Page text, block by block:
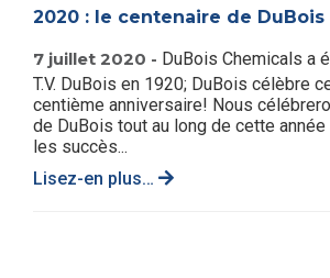
2020 : le centenaire de DuBois
7 juillet 2020 - DuBois Chemicals a
T.V. DuBois en 1920; DuBois célèbre
centième anniversaire! Nous
de DuBois tout au long de cette
les succès...
Lisez-en plus…